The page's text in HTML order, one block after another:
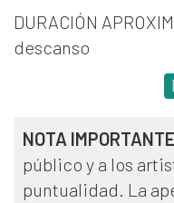
DURACIÓN
descanso
NOTA IMPORTANTE
público y a los
puntualidad. La